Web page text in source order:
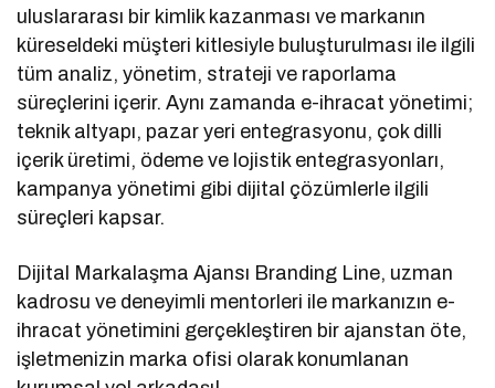
uluslararası bir kimlik kazanması ve markanın
küreseldeki müşteri kitlesiyle buluşturulması ile ilgili
tüm analiz, yönetim, strateji ve raporlama
süreçlerini içerir. Aynı zamanda e-ihracat yönetimi;
teknik altyapı, pazar yeri entegrasyonu, çok dilli
içerik üretimi, ödeme ve lojistik entegrasyonları,
kampanya yönetimi gibi dijital çözümlerle ilgili
süreçleri kapsar.
Dijital Markalaşma Ajansı Branding Line, uzman
kadrosu ve deneyimli mentorleri ile markanızın e-
ihracat yönetimini gerçekleştiren bir ajanstan öte,
işletmenizin marka ofisi olarak konumlanan